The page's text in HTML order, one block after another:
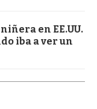
en EE.UU.
iba a ver un